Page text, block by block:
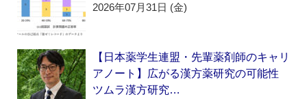
2026年07月31日 (金)
【日本薬学生連盟・先輩薬剤師のキャリ
アノート】広がる漢方薬研究の可能性
ツムラ漢方研究…